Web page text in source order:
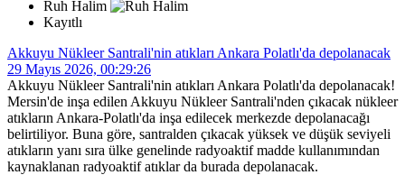
Ruh Halim
Kayıtlı
Akkuyu Nükleer Santrali'nin atıkları Ankara Polatlı'da depolanacak
29 Mayıs 2026, 00:29:26
Akkuyu Nükleer Santrali'nin atıkları Ankara Polatlı'da depolanacak!
Mersin'de inşa edilen Akkuyu Nükleer Santrali'nden çıkacak nükleer
atıkların Ankara-Polatlı'da inşa edilecek merkezde depolanacağı
belirtiliyor. Buna göre, santralden çıkacak yüksek ve düşük seviyeli
atıkların yanı sıra ülke genelinde radyoaktif madde kullanımından
kaynaklanan radyoaktif atıklar da burada depolanacak.